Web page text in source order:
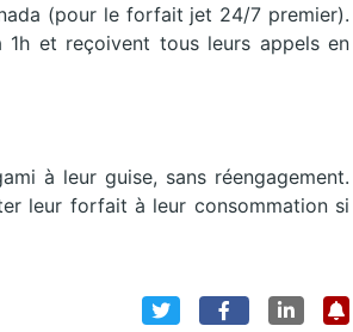
(pour le forfait jet 24/7 premier).
1h et reçoivent tous leurs appels en
à leur guise, sans réengagement.
leur forfait à leur consommation si